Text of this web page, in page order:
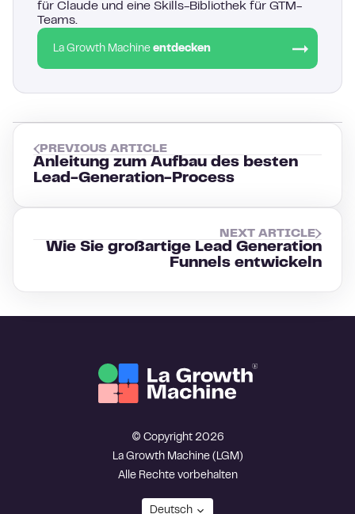
für Claude und eine Skills-Bibliothek für GTM-
Teams.
La Growth Machine entdecken
PREVIOUS ARTICLE
Anleitung zum Aufbau des besten
Lead-Generation-Process
NEXT ARTICLE
Wie Sie großartige Lead Generation
Funnels entwickeln
© Copyright 2026
La Growth Machine (LGM)
Alle Rechte vorbehalten